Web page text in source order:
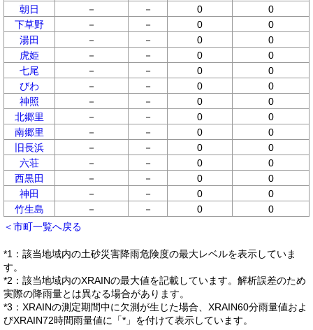
朝日
－ － 0
0
下草野
－ － 0
0
湯田
－ － 0
0
虎姫
－ － 0
0
七尾
－ － 0
0
びわ
－ － 0
0
神照
－ － 0
0
北郷里
－ － 0
0
南郷里
－ － 0
0
旧長浜
－ － 0
0
六荘
－ － 0
0
西黒田
－ － 0
0
神田
－ － 0
0
竹生島
－ － 0
0
＜市町一覧へ戻る
*1：該当地域内の土砂災害降雨危険度の最大レベルを表示していま
す。
*2：該当地域内のXRAINの最大値を記載しています。解析誤差のため
実際の降雨量とは異なる場合があります。
*3：XRAINの測定期間中に欠測が生じた場合、XRAIN60分雨量値およ
びXRAIN72時間雨量値に「*」を付けて表示しています。